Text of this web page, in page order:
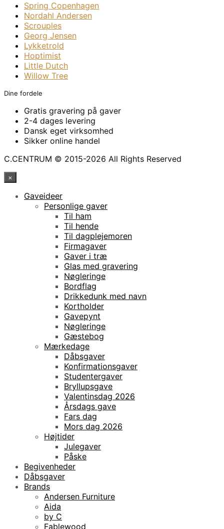
Spring Copenhagen
Nordahl Andersen
Scrouples
Georg Jensen
Lykketrold
Hoptimist
Little Dutch
Willow Tree
Dine fordele
Gratis gravering på gaver
2-4 dages levering
Dansk eget virksomhed
Sikker online handel
C.CENTRUM © 2015-2026 All Rights Reserved
×
Gaveideer
Personlige gaver
Til ham
Til hende
Til dagplejemoren
Firmagaver
Gaver i træ
Glas med gravering
Nøgleringe
Bordflag
Drikkedunk med navn
Kortholder
Gavepynt
Nøgleringe
Gæstebog
Mærkedage
Dåbsgaver
Konfirmationsgaver
Studentergaver
Bryllupsgave
Valentinsdag 2026
Årsdags gave
Fars dag
Mors dag 2026
Højtider
Julegaver
Påske
Begivenheder
Dåbsgaver
Brands
Andersen Furniture
Aida
by C
Fablewood